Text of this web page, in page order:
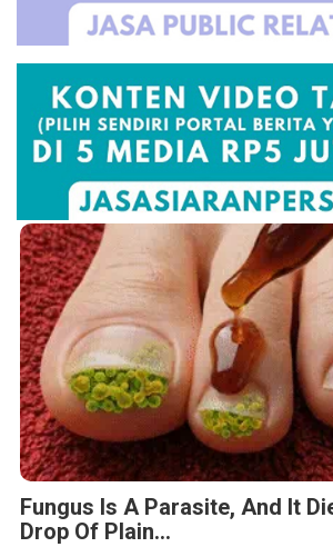
Fungus Is A Parasite, And It
Drop Of Plain...